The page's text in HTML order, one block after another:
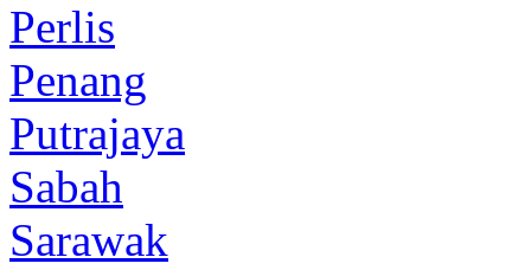
Perlis
Penang
Putrajaya
Sabah
Sarawak